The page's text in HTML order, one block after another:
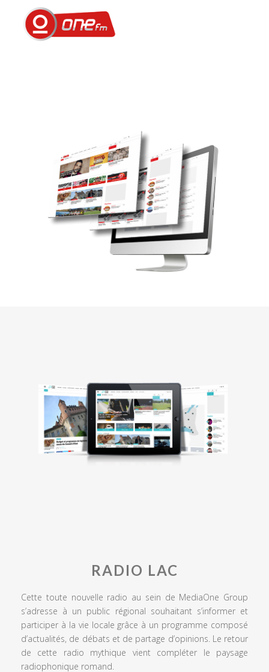
RADIO LAC
Cette toute nouvelle radio au sein de MediaOne Group
s’adresse à un public régional souhaitant s’informer et
participer à la vie locale grâce à un programme composé
d’actualités, de débats et de partage d’opinions. Le retour
de cette radio mythique vient compléter le paysage
radiophonique romand.